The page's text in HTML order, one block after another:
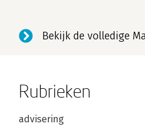
Bekijk de volledige
Rubrieken
advisering